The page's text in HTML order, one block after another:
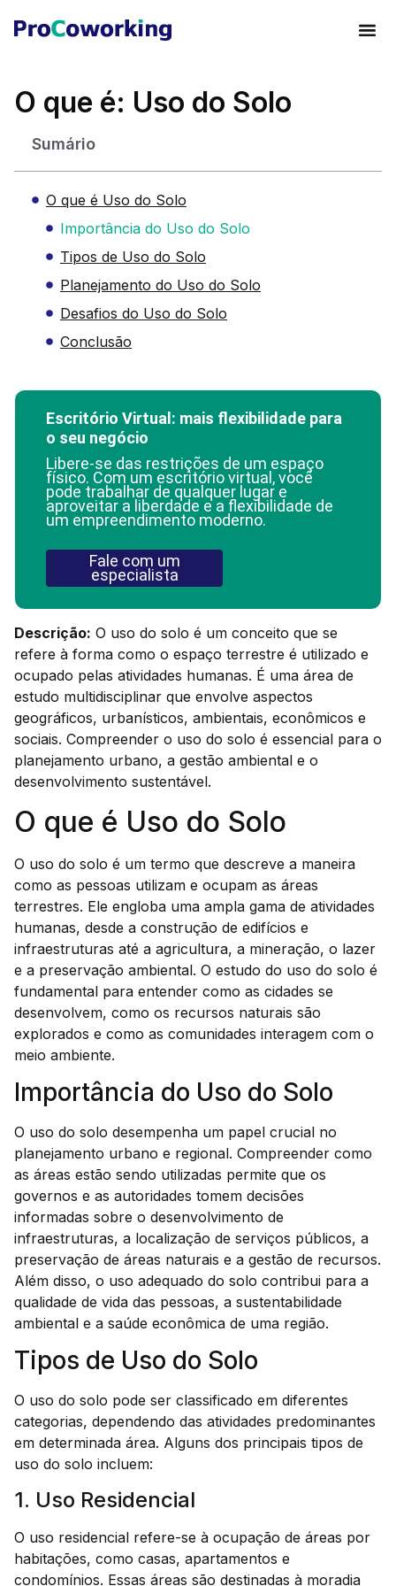
O que é: Uso do Solo
Sumário
O que é Uso do Solo
Importância do Uso do Solo
Tipos de Uso do Solo
Planejamento do Uso do Solo
Desafios do Uso do Solo
Conclusão
Escritório Virtual: mais flexibilidade para
o seu negócio
Libere-se das restrições de um espaço
físico. Com um escritório virtual, você
pode trabalhar de qualquer lugar e
aproveitar a liberdade e a flexibilidade de
um empreendimento moderno.
Fale com um
especialista
Descrição: O uso do solo é um conceito que se
refere à forma como o espaço terrestre é utilizado e
ocupado pelas atividades humanas. É uma área de
estudo multidisciplinar que envolve aspectos
geográficos, urbanísticos, ambientais, econômicos e
sociais. Compreender o uso do solo é essencial para o
planejamento urbano, a gestão ambiental e o
desenvolvimento sustentável.
O que é Uso do Solo
O uso do solo é um termo que descreve a maneira
como as pessoas utilizam e ocupam as áreas
terrestres. Ele engloba uma ampla gama de atividades
humanas, desde a construção de edifícios e
infraestruturas até a agricultura, a mineração, o lazer
e a preservação ambiental. O estudo do uso do solo é
fundamental para entender como as cidades se
desenvolvem, como os recursos naturais são
explorados e como as comunidades interagem com o
meio ambiente.
Importância do Uso do Solo
O uso do solo desempenha um papel crucial no
planejamento urbano e regional. Compreender como
as áreas estão sendo utilizadas permite que os
governos e as autoridades tomem decisões
informadas sobre o desenvolvimento de
infraestruturas, a localização de serviços públicos, a
preservação de áreas naturais e a gestão de recursos.
Além disso, o uso adequado do solo contribui para a
qualidade de vida das pessoas, a sustentabilidade
ambiental e a saúde econômica de uma região.
Tipos de Uso do Solo
O uso do solo pode ser classificado em diferentes
categorias, dependendo das atividades predominantes
em determinada área. Alguns dos principais tipos de
uso do solo incluem:
1. Uso Residencial
O uso residencial refere-se à ocupação de áreas por
habitações, como casas, apartamentos e
condomínios. Essas áreas são destinadas à moradia